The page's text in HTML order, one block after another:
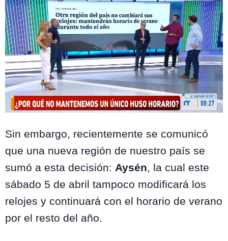
Sin embargo, recientemente se comunicó
que una nueva región de nuestro país se
sumó a esta decisión: Aysén, la cual este
sábado 5 de abril tampoco modificará los
relojes y continuará con el horario de verano
por el resto del año.